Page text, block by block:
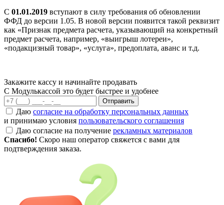
С 01.01.2019 вступают в силу требования об обновлении
ФФД до версии 1.05. В новой версии появится такой реквизит
как «Признак предмета расчета, указывающий на конкретный
предмет расчета, например, «выигрыш лотереи»,
«подакцизный товар», «услуга», предоплата, аванс и т.д.
Закажите кассу и начинайте продавать
С Модулькассой это будет быстрее и удобнее
Отправить
Даю согласие на обработку персональных данных
и принимаю условия пользовательского соглашения
Даю согласие на получение рекламных материалов
Спасибо! Скоро наш оператор свяжется с вами для
подтверждения заказа.